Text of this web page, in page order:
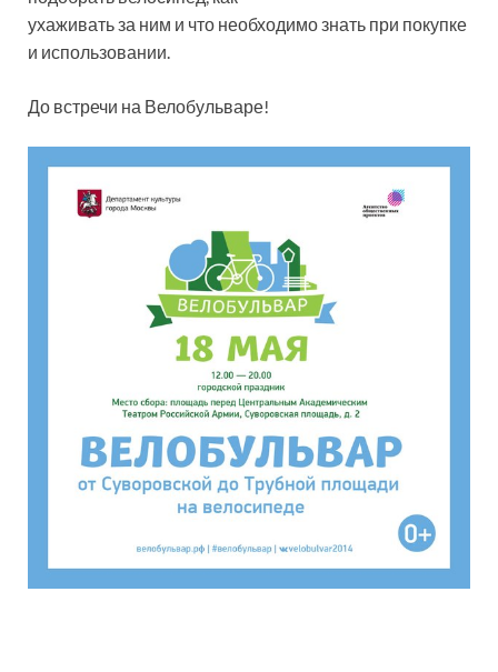
ухаживать за ним и что необходимо знать при покупке
и использовании.
До встречи на Велобульваре!